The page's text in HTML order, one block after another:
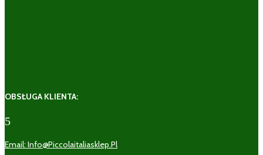
OBSŁUGA KLIENTA:
5
Email: Info@piccolaitaliasklep.pl